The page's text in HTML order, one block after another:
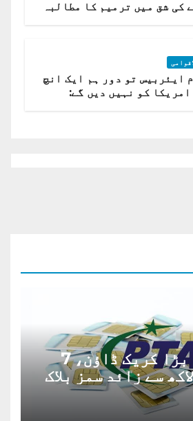
کی شق میں ترمیم کا مطالبہ
ایئربیس تو دور ہم ایک انچ
امریکا کو نہیں دیں گے:
پی ٹی اے کا بڑا کریک ڈاؤن، 7